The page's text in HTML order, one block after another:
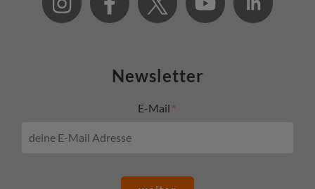
Newsletter
E-Mail